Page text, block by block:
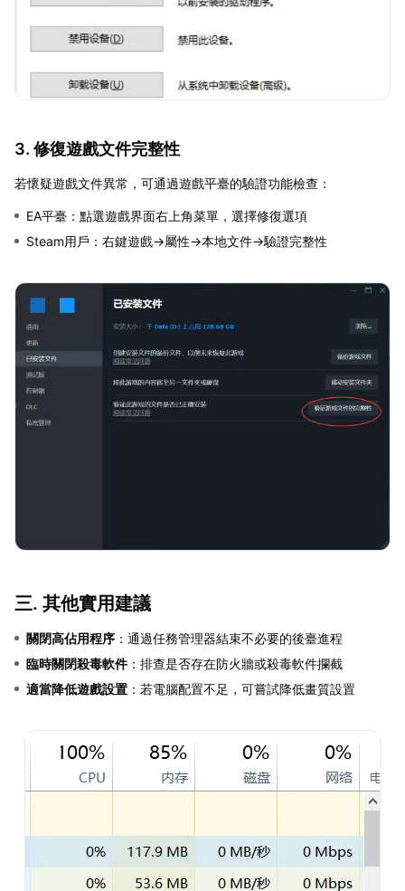
3. 修復遊戲文件完整性
若懷疑遊戲文件異常，可通過遊戲平臺的驗證功能檢查：
EA平臺：點選遊戲界面右上角菜單，選擇修復選項
Steam用戶：右鍵遊戲→屬性→本地文件→驗證完整性
三. 其他實用建議
關閉高佔用程序 ：通過任務管理器結束不必要的後臺進程
臨時關閉殺毒軟件：排查是否存在防火牆或殺毒軟件攔截
適當降低遊戲設置 ：若電腦配置不足，可嘗試降低畫質設置